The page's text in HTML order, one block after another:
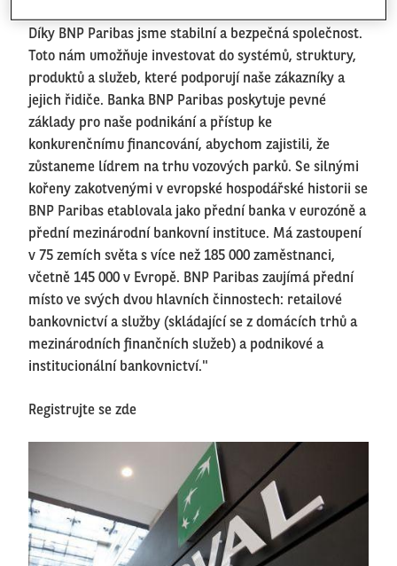
Díky BNP Paribas jsme stabilní a bezpečná společnost.
Toto nám umožňuje investovat do systémů, struktury,
produktů a služeb, které podporují naše zákazníky a
jejich řidiče. Banka BNP Paribas poskytuje pevné
základy pro naše podnikání a přístup ke
konkurenčnímu financování, abychom zajistili, že
zůstaneme lídrem na trhu vozových parků. Se silnými
kořeny zakotvenými v evropské hospodářské historii se
BNP Paribas etablovala jako přední banka v eurozóně a
přední mezinárodní bankovní instituce. Má zastoupení
v 75 zemích světa s více než 185 000 zaměstnanci,
včetně 145 000 v Evropě. BNP Paribas zaujímá přední
místo ve svých dvou hlavních činnostech: retailové
bankovnictví a služby (skládající se z domácích trhů a
mezinárodních finančních služeb) a podnikové a
institucionální bankovnictví."
Registrujte se zde